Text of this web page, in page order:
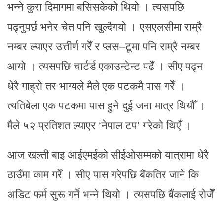
भन्ने कुरा दिमागमा बसिसकेको थियो । त्यसपछि
पढ्नुपर्छ भनेर चेत पनि खुल्दैगयो । एसएलसीमा राम्रै
नम्बर ल्याएर उत्तीर्ण गरेँ र प्लस–टूमा पनि राम्रै नम्बर
आयो । त्यसपछि चार्टर्ड एकाउन्टेन्ट पढेँ । सीए पढ्न
धेरै गाह्रो तर भाग्यले मैले एक पटकमै पास गरेँ ।
त्यतिबेला एक पटकमा पास हुने दुई जना मात्र थियौँ ।
मैले ५२ प्रतिशत ल्याएर ‘नेपाल टप’ गरेको थिएँ ।
आज खल्ती बाइ आईएमईको सीईओसम्मको यात्रामा धेरै
ठाउँमा काम गरेँ । सीए पास गरेपछि बैंकतिर जाने कि
अडिट फर्म सुरू गर्ने भन्ने थियो । त्यसपछि बैंकलाई रोजेँ